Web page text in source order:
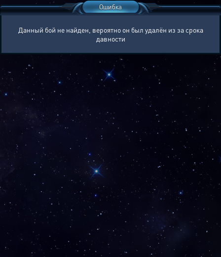
Ошибка
Данный бой не найден, вероятно он был удалён из за срока
давности